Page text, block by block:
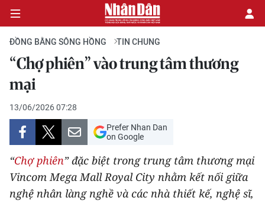
CHÍNH TRỊ
KINH TẾ
VĂN HÓA
XÃ HỘI
PHÁP LUẬT
ĐỒNG BẰNG SÔNG HỒNG TIN CHUNG
“Chợ phiên” vào trung tâm thương
mại
13/06/2026 07:28
Prefer Nhan Dan
on Google
“Chợ phiên” đặc biệt trong trung tâm thương mại
Vincom Mega Mall Royal City nhằm kết nối giữa
nghệ nhân làng nghề và các nhà thiết kế, nghệ sĩ,